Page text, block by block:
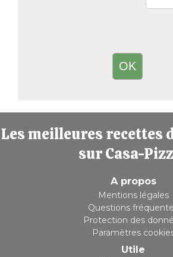
Les meilleures recettes
sur Casa-
A propos
Mentions légales
Questions
Protection des
Paramètres
Utile